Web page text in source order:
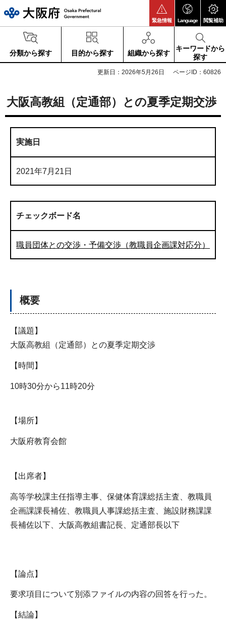
緊急情報 Language 閲覧補助
分類から探す 目的から探す 組織から探す
キーワードから
探す
更新日：2026年5月26日 ページID：60826
大阪高教組（定通部）との夏季定期交渉
実施日
2021年7月21日
チェックボード名
職員団体との交渉・予備交渉（教職員企画課対応分）
概要
【議題】
大阪高教組（定通部）との夏季定期交渉
【時間】
10時30分から11時20分
【場所】
大阪府教育会館
【出席者】
高等学校課主任指導主事、保健体育課総括主査、教職員
企画課課長補佐、教職員人事課総括主査、施設財務課課
長補佐以下、大阪高教組書記長、定通部長以下
【論点】
要求項目について別添ファイルの内容の回答を行った。
【結論】